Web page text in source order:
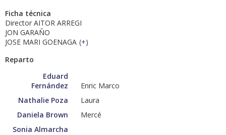
Ficha técnica
Director AITOR ARREGI
JON GARAÑO
JOSE MARI GOENAGA (+)
Reparto
Eduard
Fernández
Enric Marco
Nathalie Poza
Laura
Daniela Brown
Mercé
Sonia Almarcha